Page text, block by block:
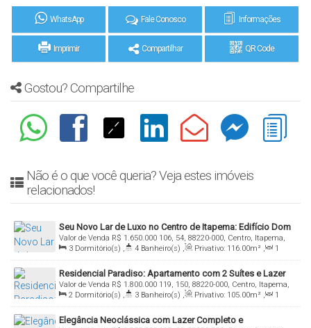
WhatsApp Fale Conosco Informações
Imprimir Compartilhar QR Code
Gostou? Compartilhe
Não é o que você queria? Veja estes imóveis
relacionados!
Seu Novo Lar de Luxo no Centro de Itapema: Edifício Dom
Arthur
R$ 1.650.000
Valor de Venda
106, 54, 88220-000, Centro, Itapema,
Santa Catarina, Brasil
3 Dormitório(s) , 4 Banheiro(s) , Privativo: 116.00m² ,
1
Sala(s) , 3 Suíte(s) , Total: 116.00m² , 2 Vaga(s)
Residencial Paradiso: Apartamento com 2 Suítes e Lazer
Completo
R$ 1.800.000
Valor de Venda
119, 150, 88220-000, Centro, Itapema,
Santa Catarina, Brasil
2 Dormitório(s) , 3 Banheiro(s) , Privativo: 105.00m² ,
1
Sala(s) , 2 Suíte(s) , Total: 105.00m² , 2 Vaga(s)
Elegância Neoclássica com Lazer Completo e